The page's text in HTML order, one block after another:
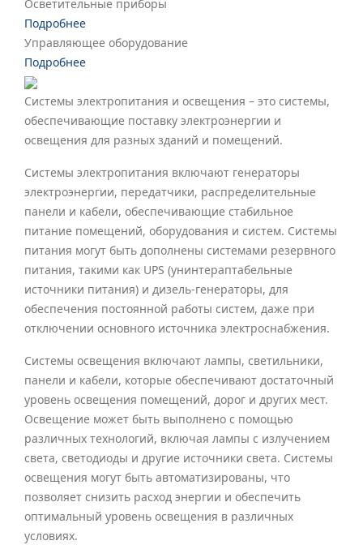
Осветительные приборы
Подробнее
Управляющее оборудование
Подробнее
Системы электропитания и освещения – это системы,
обеспечивающие поставку электроэнергии и
освещения для разных зданий и помещений.
Системы электропитания включают генераторы
электроэнергии, передатчики, распределительные
панели и кабели, обеспечивающие стабильное
питание помещений, оборудования и систем. Системы
питания могут быть дополнены системами резервного
питания, такими как UPS (унинтераптабельные
источники питания) и дизель-генераторы, для
обеспечения постоянной работы систем, даже при
отключении основного источника электроснабжения.
Системы освещения включают лампы, светильники,
панели и кабели, которые обеспечивают достаточный
уровень освещения помещений, дорог и других мест.
Освещение может быть выполнено с помощью
различных технологий, включая лампы с излучением
света, светодиоды и другие источники света. Системы
освещения могут быть автоматизированы, что
позволяет снизить расход энергии и обеспечить
оптимальный уровень освещения в различных
условиях.